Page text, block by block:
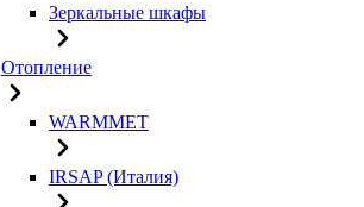
Зеркальные шкафы
Отопление
WARMMET
IRSAP (Италия)